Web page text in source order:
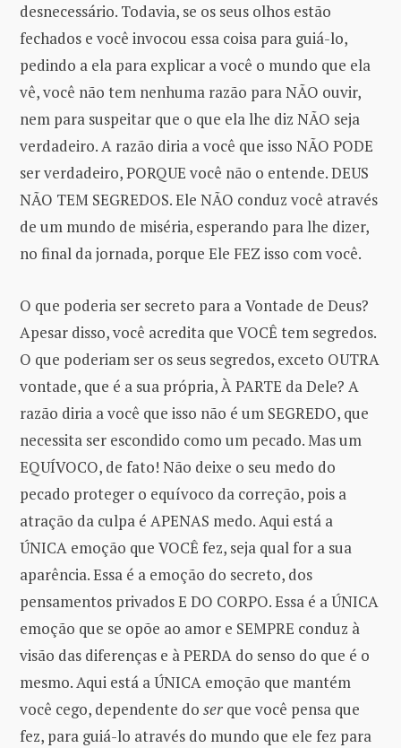
desnecessário. Todavia, se os seus olhos estão
fechados e você invocou essa coisa para guiá-lo,
pedindo a ela para explicar a você o mundo que ela
vê, você não tem nenhuma razão para NÃO ouvir,
nem para suspeitar que o que ela lhe diz NÃO seja
verdadeiro. A razão diria a você que isso NÃO PODE
ser verdadeiro, PORQUE você não o entende. DEUS
NÃO TEM SEGREDOS. Ele NÃO conduz você através
de um mundo de miséria, esperando para lhe dizer,
no final da jornada, porque Ele FEZ isso com você.
O que poderia ser secreto para a Vontade de Deus?
Apesar disso, você acredita que VOCÊ tem segredos.
O que poderiam ser os seus segredos, exceto OUTRA
vontade, que é a sua própria, À PARTE da Dele? A
razão diria a você que isso não é um SEGREDO, que
necessita ser escondido como um pecado. Mas um
EQUÍVOCO, de fato! Não deixe o seu medo do
pecado proteger o equívoco da correção, pois a
atração da culpa é APENAS medo. Aqui está a
ÚNICA emoção que VOCÊ fez, seja qual for a sua
aparência. Essa é a emoção do secreto, dos
pensamentos privados E DO CORPO. Essa é a ÚNICA
emoção que se opõe ao amor e SEMPRE conduz à
visão das diferenças e à PERDA do senso do que é o
mesmo. Aqui está a ÚNICA emoção que mantém
você cego, dependente do ser que você pensa que
fez, para guiá-lo através do mundo que ele fez para